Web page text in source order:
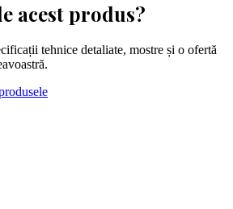
acest produs?
tehnice detaliate, mostre și o ofertă